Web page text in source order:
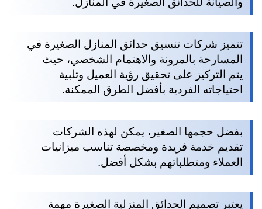
تتميز شركات تنسيق حدائق المنازل الصغيرة في
المسارحة بالمرونة والاهتمام الشخصي، حيث
يتم التركيز على تحقيق رؤية العميل وتلبية
احتياجاته الفردية بأفضل الطرق الممكنة.
بفضل حجمها الصغير، يمكن لهذه الشركات
تقديم خدمة فريدة ومخصصة تناسب ميزانيات
العملاء ومتطلباتهم بشكل أفضل.
يعتبر تصميم الحدائق المنزلية الصغيرة مهمة